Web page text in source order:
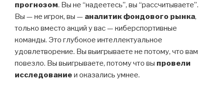
прогнозом. Вы не “надеетесь”, вы “рассчитываете”.
Вы — не игрок, вы — аналитик фондового рынка,
только вместо акций у вас — киберспортивные
команды. Это глубокое интеллектуальное
удовлетворение. Вы выигрываете не потому, что вам
повезло. Вы выигрываете, потому что вы провели
исследование и оказались умнее.